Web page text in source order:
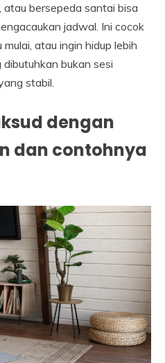
atau bersepeda santai bisa
jadwal. Ini cocok
atau ingin hidup lebih
bukan sesi
stabil.
dengan
dan contohnya